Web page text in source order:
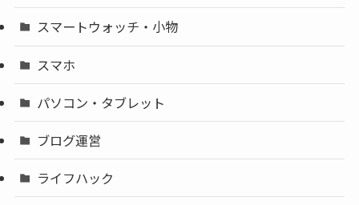
スマートウォッチ・小物
スマホ
パソコン・タブレット
ブログ運営
ライフハック